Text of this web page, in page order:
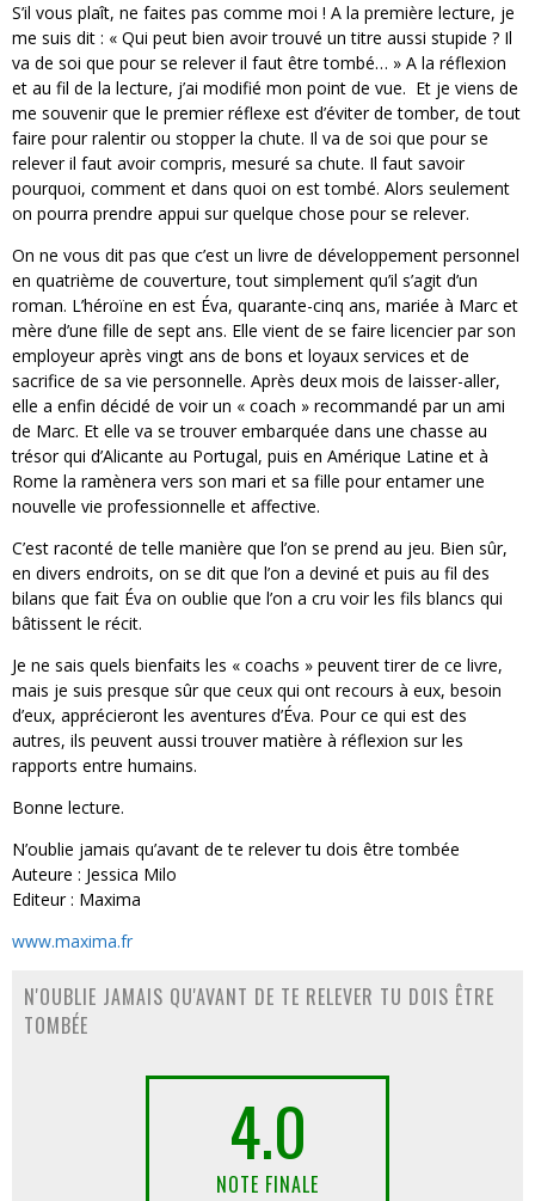
S’il vous plaît, ne faites pas comme moi ! A la première lecture, je
me suis dit : « Qui peut bien avoir trouvé un titre aussi stupide ? Il
va de soi que pour se relever il faut être tombé… » A la réflexion
et au fil de la lecture, j’ai modifié mon point de vue. Et je viens de
me souvenir que le premier réflexe est d’éviter de tomber, de tout
faire pour ralentir ou stopper la chute. Il va de soi que pour se
relever il faut avoir compris, mesuré sa chute. Il faut savoir
pourquoi, comment et dans quoi on est tombé. Alors seulement
on pourra prendre appui sur quelque chose pour se relever.
On ne vous dit pas que c’est un livre de développement personnel
en quatrième de couverture, tout simplement qu’il s’agit d’un
roman. L’héroïne en est Éva, quarante-cinq ans, mariée à Marc et
mère d’une fille de sept ans. Elle vient de se faire licencier par son
employeur après vingt ans de bons et loyaux services et de
sacrifice de sa vie personnelle. Après deux mois de laisser-aller,
elle a enfin décidé de voir un « coach » recommandé par un ami
de Marc. Et elle va se trouver embarquée dans une chasse au
trésor qui d’Alicante au Portugal, puis en Amérique Latine et à
Rome la ramènera vers son mari et sa fille pour entamer une
nouvelle vie professionnelle et affective.
C’est raconté de telle manière que l’on se prend au jeu. Bien sûr,
en divers endroits, on se dit que l’on a deviné et puis au fil des
bilans que fait Éva on oublie que l’on a cru voir les fils blancs qui
bâtissent le récit.
Je ne sais quels bienfaits les « coachs » peuvent tirer de ce livre,
mais je suis presque sûr que ceux qui ont recours à eux, besoin
d’eux, apprécieront les aventures d’Éva. Pour ce qui est des
autres, ils peuvent aussi trouver matière à réflexion sur les
rapports entre humains.
Bonne lecture.
N’oublie jamais qu’avant de te relever tu dois être tombée
Auteure : Jessica Milo
Editeur : Maxima
www.maxima.fr
N'OUBLIE JAMAIS QU'AVANT DE TE RELEVER TU DOIS ÊTRE
TOMBÉE
4.0
NOTE FINALE